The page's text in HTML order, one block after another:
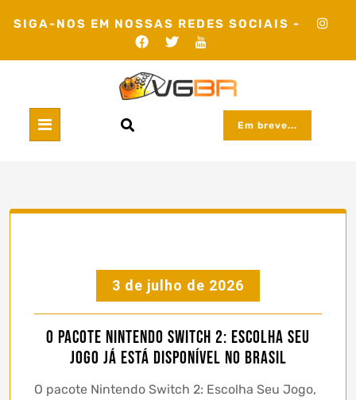
SIGA-NOS EM NOSSAS REDES SOCIAIS -
Em breve...
3 de julho de 2026
O pacote Nintendo Switch 2: Escolha Seu
Jogo já está disponível no Brasil
O pacote Nintendo Switch 2: Escolha Seu Jogo,